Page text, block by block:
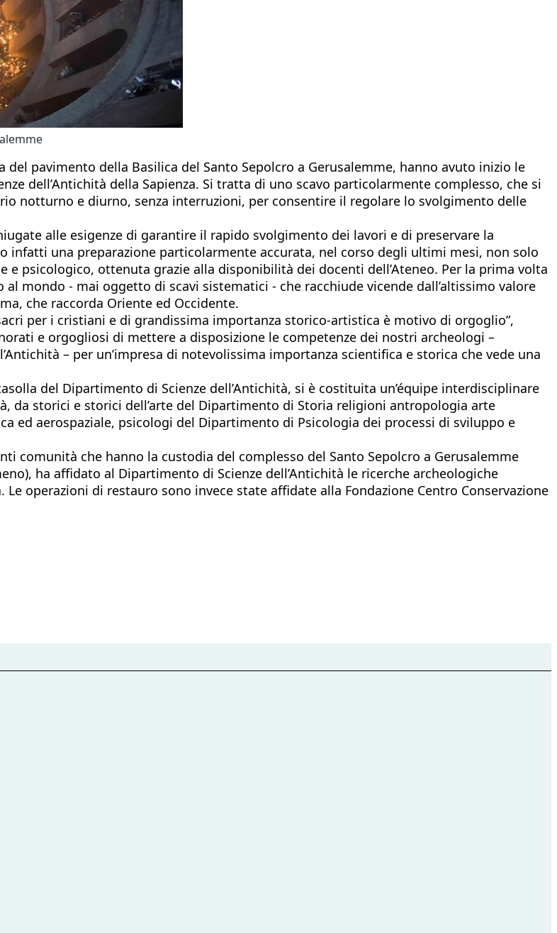
pavimento della Basilica del Santo Sepolcro a Gerusalemme, hanno avuto inizio le
dell’Antichità della Sapienza. Si tratta di uno scavo particolarmente complesso, che si
notturno e diurno, senza interruzioni, per consentire il regolare lo svolgimento delle
alle esigenze di garantire il rapido svolgimento dei lavori e di preservare la
una preparazione particolarmente accurata, nel corso degli ultimi mesi, non solo
psicologico, ottenuta grazie alla disponibilità dei docenti dell’Ateneo. Per la prima volta
mondo - mai oggetto di scavi sistematici - che racchiude vicende dall’altissimo valore
che raccorda Oriente ed Occidente.
per i cristiani e di grandissima importanza storico-artistica è motivo di orgoglio”,
e orgogliosi di mettere a disposizione le competenze dei nostri archeologi –
– per un’impresa di notevolissima importanza scientifica e storica che vede una
del Dipartimento di Scienze dell’Antichità, si è costituita un’équipe interdisciplinare
da storici e storici dell’arte del Dipartimento di Storia religioni antropologia arte
ed aerospaziale, psicologi del Dipartimento di Psicologia dei processi di sviluppo e
comunità che hanno la custodia del complesso del Santo Sepolcro a Gerusalemme
ha affidato al Dipartimento di Scienze dell’Antichità le ricerche archeologiche
operazioni di restauro sono invece state affidate alla Fondazione Centro Conservazione